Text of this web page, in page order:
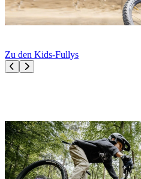
Zu den Kids-Fullys